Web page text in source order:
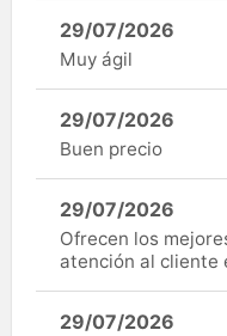
29/07/2026
Muy ágil
29/07/2026
Buen precio
29/07/2026
Ofrecen los
atención al cliente
29/07/2026